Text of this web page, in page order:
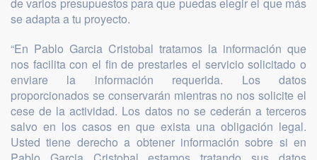
se adapta a tu proyecto.
“En Pablo Garcia Cristobal tratamos la información que
nos facilita con el fin de prestarles el servicio solicitado o
enviare la información requerida. Los datos
proporcionados se conservarán mientras no nos solicite el
cese de la actividad. Los datos no se cederán a terceros
salvo en los casos en que exista una obligación legal.
Usted tiene derecho a obtener información sobre si en